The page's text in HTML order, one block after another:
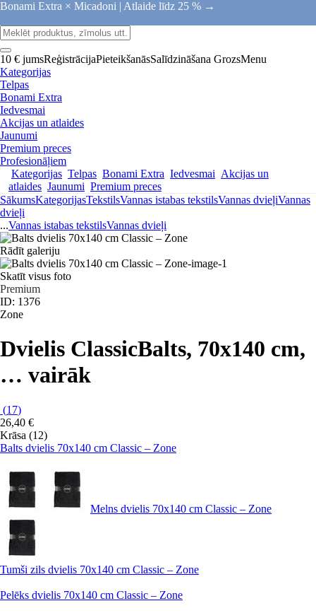
Bonami Extra × Micadoni | Atlaide līdz 25 % →
10 € jumsReģistrācijaPieteikšanāsSalīdzināšana GrozsMenu
Kategorijas
Telpas
Bonami Extra
Iedvesmai
Akcijas un atlaides
Jaunumi
Premium preces
Profesionāļiem
Kategorijas Telpas Bonami Extra Iedvesmai Akcijas un
atlaides Jaunumi Premium preces
SākumsKategorijasTekstilsVannas istabas tekstilsVannas dvieļiVannas
dvieļi
...Vannas istabas tekstilsVannas dvieļi
Rādīt galeriju
Skatīt visus foto
Premium
ID: 1376
Zone
Dvielis ClassicBalts, 70x140 cm,
… vairāk
(17)
26,40 €
Krāsa (12)
Balts dvielis 70x140 cm Classic – Zone
Melns dvielis 70x140 cm Classic – Zone
Tumši zils dvielis 70x140 cm Classic – Zone
Pelēks dvielis 70x140 cm Classic – Zone